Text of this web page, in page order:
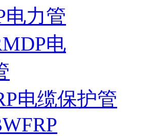
电力管
电
电缆保护管